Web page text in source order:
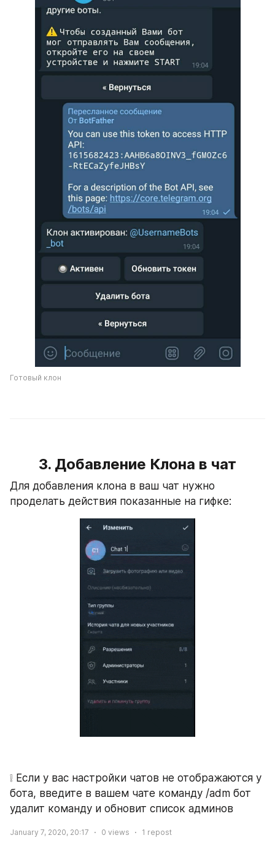
Готовый клон
3. Добавление Клона в чат
Для добавления клона в ваш чат нужно
проделать действия показанные на гифке:
❕ Если у вас настройки чатов не отображаются у
бота, введите в вашем чате команду /adm бот
удалит команду и обновит список админов
January 7, 2020, 20:17 0 views 1 repost